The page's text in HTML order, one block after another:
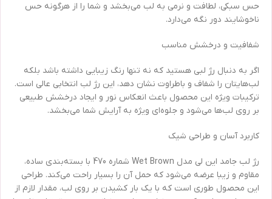
حس سبکی، لطافت و نرمی به لب می‌بخشد و شما را از هرگونه حس
ناخوشایند دور نگه می‌دارد.
شفافیت و درخشش مناسب
اگر به دنبال رژ لبی هستید که نه تنها رنگ زیبایی داشته باشد بلکه
لب‌هایتان را شفاف و باطراوت نشان دهد، این رژ لب انتخابی عالی است.
ترکیبات ویژه این محصول باعث انعکاس نور و ایجاد درخشش طبیعی
بر روی لب‌ها می‌شود و جلوه‌ای ویژه به آرایش شما می‌بخشد.
کاربرد آسان و طراحی شیک
رژ لب جامد این لی مدل Wet Brown شماره 470 با بسته‌بندی ساده،
مقاوم و زیبا عرضه می‌شود که حمل آن را بسیار راحت می‌کند. طراحی
این محصول طوری است که با یک بار کشیدن بر روی لب، مقدار لازم از